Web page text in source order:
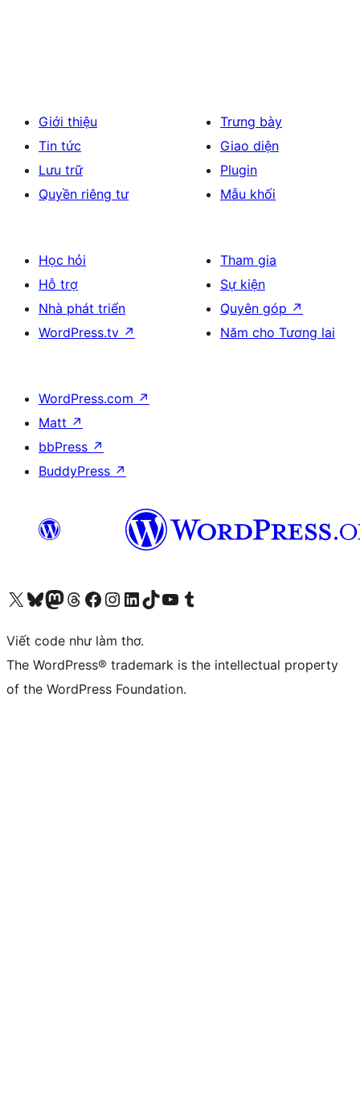
Giới thiệu
Tin tức
Lưu trữ
Quyền riêng tư
Trưng bày
Giao diện
Plugin
Mẫu khối
Học hỏi
Hỗ trợ
Nhà phát triển
WordPress.tv ↗
Tham gia
Sự kiện
Quyên góp ↗
Năm cho Tương lai
WordPress.com ↗
Matt ↗
bbPress ↗
BuddyPress ↗
Truy cập tài khoản X (trước đây là Twitter) của chúng tôiVisit our Bluesky account
Visit our Mastodon account
Visit our Threads account
Xem trang Facebook của chúng tôiTruy cập tài khoản Instagram của chúng tôiTruy cập tài khoản LinkedIn của chúng tôiVisit our TikTok account
Truy cập kênh YouTube của chúng tôi Visit our Tumblr account
Viết code như làm thơ.
The WordPress® trademark is the intellectual property
of the WordPress Foundation.